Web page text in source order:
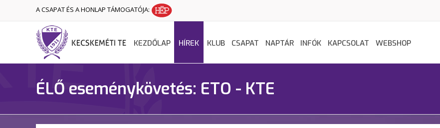
A CSAPAT ÉS A HONLAP TÁMOGATÓJA:
KEZDŐLAP HÍREK KLUB CSAPAT NAPTÁR INFÓK KAPCSOLAT WEBSHOP
ÉLŐ eseménykövetés: ETO - KTE